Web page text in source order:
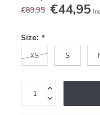
€89,95 €44,95
Size: *
XS S